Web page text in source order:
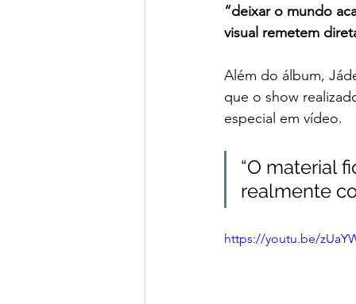
“deixar o mundo
visual remetem
Além do álbum,
que o show
especial em vídeo.
“O material
realmente
https://youtu.be/